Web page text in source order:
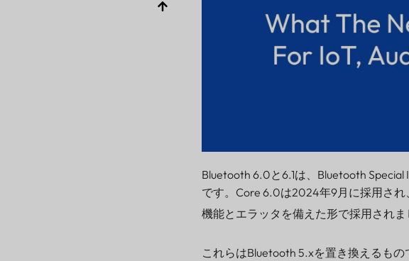
よりスマートなスキャ
Bluetooth 6.0と6.1は、Bluetooth
です。Core 6.0は2024年9月に採用さ
機能とエラッタを備えた形で採用されま
これらはBluetooth 5.xを置き換えるも